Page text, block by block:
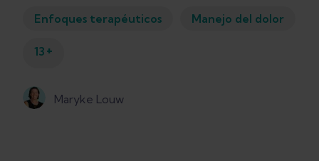
Enfoques terapéuticos Manejo del dolor
13 +
Maryke Louw